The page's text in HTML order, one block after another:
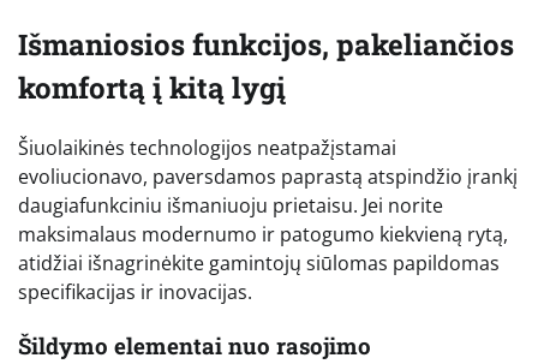
Išmaniosios funkcijos, pakeliančios
komfortą į kitą lygį
Šiuolaikinės technologijos neatpažįstamai
evoliucionavo, paversdamos paprastą atspindžio įrankį
daugiafunkciniu išmaniuoju prietaisu. Jei norite
maksimalaus modernumo ir patogumo kiekvieną rytą,
atidžiai išnagrinėkite gamintojų siūlomas papildomas
specifikacijas ir inovacijas.
Šildymo elementai nuo rasojimo